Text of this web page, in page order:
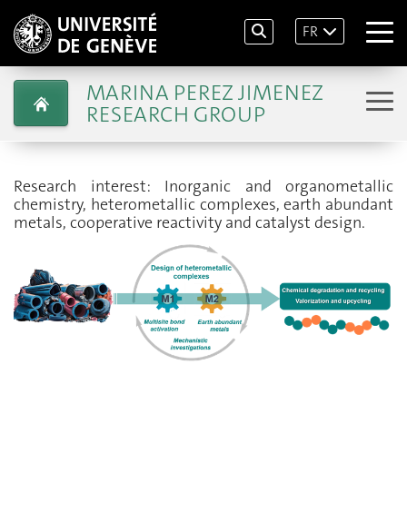
FR
MARINA PEREZ JIMENEZ
RESEARCH GROUP
Research interest: Inorganic and organometallic
chemistry, heterometallic complexes, earth abundant
metals, cooperative reactivity and catalyst design.